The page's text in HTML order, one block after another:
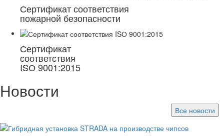
Сертификат соответствия
пожарной безопасности
Сертификат
соответствия
ISО 9001:2015
Новости
Все новости